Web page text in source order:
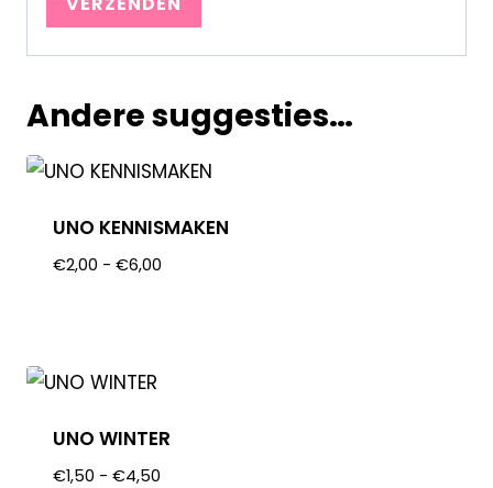
Andere suggesties…
UNO KENNISMAKEN
€2,00 - €6,00
UNO WINTER
€1,50 - €4,50